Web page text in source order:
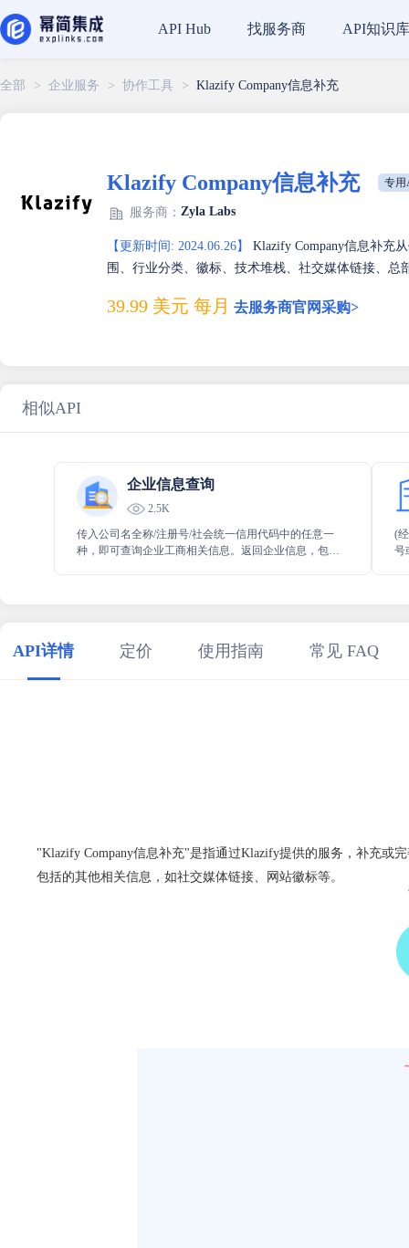
API Hub 找服务商 API知识库
全部 > 企业服务 > 协作工具 > Klazify Company信息补充
Klazify Company信息补充 专用
服务商： Zyla Labs
【更新时间: 2024.06.26】
Klazify Company信息补充
围、行业分类、徽标、技术堆栈、社交媒体链接、总
39.99 美元 每月 去服务商官网采购>
相似API
企业信息查询
2.5K
传入公司名全称/注册号/社会统一信用代码中的任意一
种，即可查询企业工商相关信息。返回企业信息，包括
(
号
API详情 定价 使用指南 常见 FAQ
"Klazify Company信息补充"是指通过Klazify提供的服务，补充或
包括的其他相关信息，如社交媒体链接、网站徽标等。